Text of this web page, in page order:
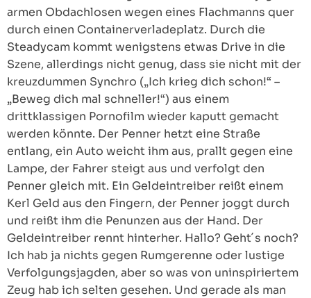
armen Obdachlosen wegen eines Flachmanns quer
durch einen Containerverladeplatz. Durch die
Steadycam kommt wenigstens etwas Drive in die
Szene, allerdings nicht genug, dass sie nicht mit der
kreuzdummen Synchro („Ich krieg dich schon!“ –
„Beweg dich mal schneller!“) aus einem
drittklassigen Pornofilm wieder kaputt gemacht
werden könnte. Der Penner hetzt eine Straße
entlang, ein Auto weicht ihm aus, prallt gegen eine
Lampe, der Fahrer steigt aus und verfolgt den
Penner gleich mit. Ein Geldeintreiber reißt einem
Kerl Geld aus den Fingern, der Penner joggt durch
und reißt ihm die Penunzen aus der Hand. Der
Geldeintreiber rennt hinterher. Hallo? Geht´s noch?
Ich hab ja nichts gegen Rumgerenne oder lustige
Verfolgungsjagden, aber so was von uninspiriertem
Zeug hab ich selten gesehen. Und gerade als man